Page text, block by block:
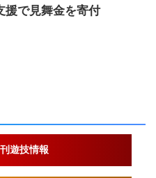
援で見舞金を寄付
遊技情報